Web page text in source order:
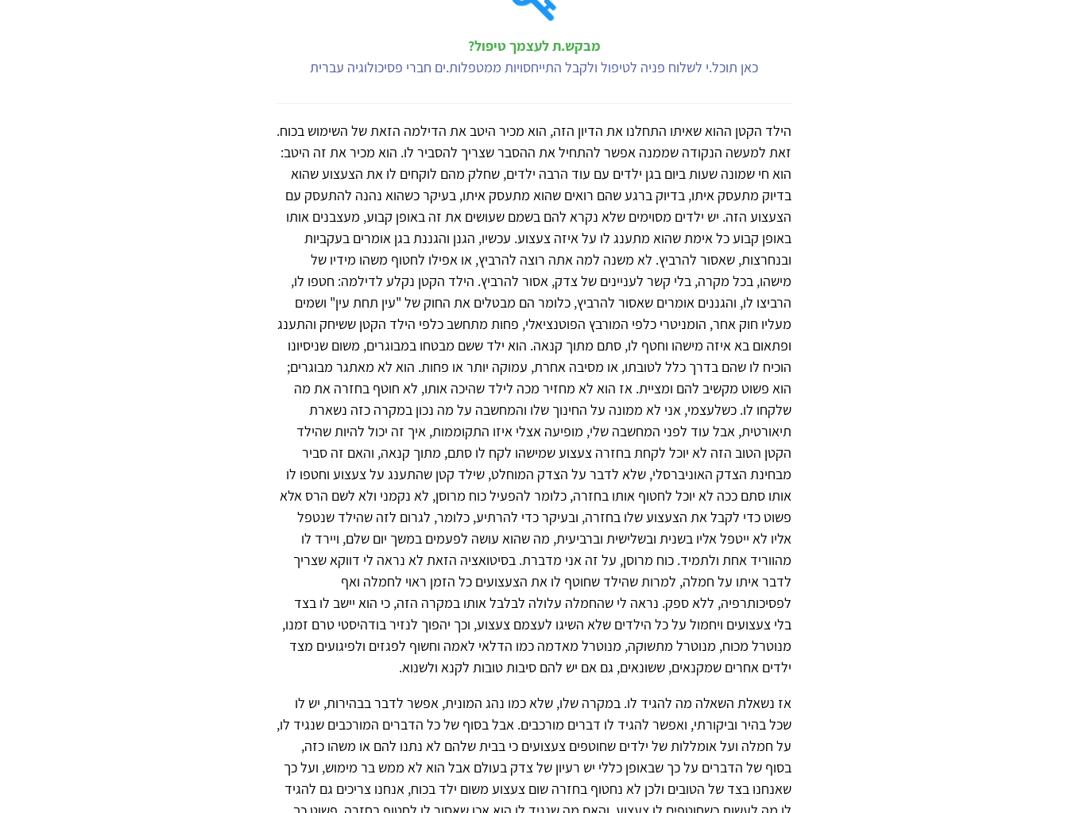
מבקש.ת לעצמך טיפול?
כאן תוכל.י לשלוח פניה לטיפול ולקבל התייחסויות ממטפלות.ים חברי פסיכולוגיה עברית
הילד הקטן ההוא שאיתו התחלנו את הדיון הזה, הוא מכיר היטב את הדילמה הזאת של השימוש בכוח.
זאת למעשה הנקודה שממנה אפשר להתחיל את ההסבר שצריך להסביר לו. הוא מכיר את זה היטב:
הוא חי שמונה שעות ביום בגן ילדים עם עוד הרבה ילדים, שחלק מהם לוקחים לו את הצעצוע שהוא
בדיוק מתעסק איתו, בדיוק ברגע שהם רואים שהוא מתעסק איתו, בעיקר כשהוא נהנה להתעסק עם
הצעצוע הזה. יש ילדים מסוימים שלא נקרא להם בשמם שעושים את זה באופן קבוע, מעצבנים אותו
באופן קבוע כל אימת שהוא מתענג לו על איזה צעצוע. עכשיו, הגנן והגננת בגן אומרים בעקביות
ובנחרצות, שאסור להרביץ. לא משנה למה אתה רוצה להרביץ, או אפילו לחטוף משהו מידיו של
מישהו, בכל מקרה, בלי קשר לעניינים של צדק, אסור להרביץ. הילד הקטן נקלע לדילמה: חטפו לו,
הרביצו לו, והגננים אומרים שאסור להרביץ, כלומר הם מבטלים את החוק של "עין תחת עין" ושמים
מעליו חוק אחר, הומניטרי כלפי המורבץ הפוטנציאלי, פחות מתחשב כלפי הילד הקטן ששיחק והתענג
ופתאום בא איזה מישהו וחטף לו, סתם מתוך קנאה. הוא ילד ששם מבטחו במבוגרים, משום שניסיונו
הוכיח לו שהם בדרך כלל לטובתו, או מסיבה אחרת, עמוקה יותר או פחות. הוא לא מאתגר מבוגרים;
הוא פשוט מקשיב להם ומציית. אז הוא לא מחזיר מכה לילד שהיכה אותו, לא חוטף בחזרה את מה
שלקחו לו. כשלעצמי, אני לא ממונה על החינוך שלו והמחשבה על מה נכון במקרה כזה נשארת
תיאורטית, אבל עוד לפני המחשבה שלי, מופיעה אצלי איזו התקוממות, איך זה יכול להיות שהילד
הקטן הטוב הזה לא יוכל לקחת בחזרה צעצוע שמישהו לקח לו סתם, מתוך קנאה, והאם זה סביר
מבחינת הצדק האוניברסלי, שלא לדבר על הצדק המוחלט, שילד קטן שהתענג על צעצוע וחטפו לו
אותו סתם ככה לא יוכל לחטוף אותו בחזרה, כלומר להפעיל כוח מרוסן, לא נקמני ולא לשם הרס אלא
פשוט כדי לקבל את הצעצוע שלו בחזרה, ובעיקר כדי להרתיע, כלומר, לגרום לזה שהילד שנטפל
אליו לא ייטפל אליו בשנית ובשלישית וברביעית, מה שהוא עושה לפעמים במשך יום שלם, ויירד לו
מהווריד אחת ולתמיד. כוח מרוסן, על זה אני מדברת. בסיטואציה הזאת לא נראה לי דווקא שצריך
לדבר איתו על חמלה, למרות שהילד שחוטף לו את הצעצועים כל הזמן ראוי לחמלה ואף
לפסיכותרפיה, ללא ספק. נראה לי שהחמלה עלולה לבלבל אותו במקרה הזה, כי הוא יישב לו בצד
בלי צעצועים ויחמול על כל הילדים שלא השיגו לעצמם צעצוע, וכך יהפוך לנזיר בודהיסטי טרם זמנו,
מנוטרל מכוח, מנוטרל מתשוקה, מנוטרל מאדמה כמו הדלאי לאמה וחשוף לפגזים ולפיגועים מצד
ילדים אחרים שמקנאים, ששונאים, גם אם יש להם סיבות טובות לקנא ולשנוא.
אז נשאלת השאלה מה להגיד לו. במקרה שלו, שלא כמו נהג המונית, אפשר לדבר בבהירות, יש לו
שכל בהיר וביקורתי, ואפשר להגיד לו דברים מורכבים. אבל בסוף של כל הדברים המורכבים שנגיד לו,
על חמלה ועל אומללות של ילדים שחוטפים צעצועים כי בבית שלהם לא נתנו להם או משהו כזה,
בסוף של הדברים על כך שבאופן כללי יש רעיון של צדק בעולם אבל הוא לא ממש בר מימוש, ועל כך
שאנחנו בצד של הטובים ולכן לא נחטוף בחזרה שום צעצוע משום ילד בכוח, אנחנו צריכים גם להגיד